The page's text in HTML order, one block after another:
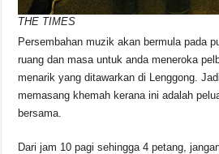
THE TIMES
Persembahan muzik akan bermula pada
ruang dan masa untuk anda meneroka
menarik yang ditawarkan di Lenggong.
memasang khemah kerana ini adalah
bersama.
Dari jam 10 pagi sehingga 4 petang,